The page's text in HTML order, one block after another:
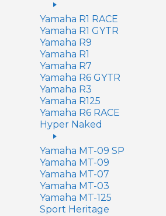
Yamaha R1 RACE
Yamaha R1 GYTR
Yamaha R9
Yamaha R1
Yamaha R7
Yamaha R6 GYTR
Yamaha R3
Yamaha R125
Yamaha R6 RACE
Hyper Naked
Yamaha MT-09 SP
Yamaha MT-09
Yamaha MT-07
Yamaha MT-03
Yamaha MT-125
Sport Heritage